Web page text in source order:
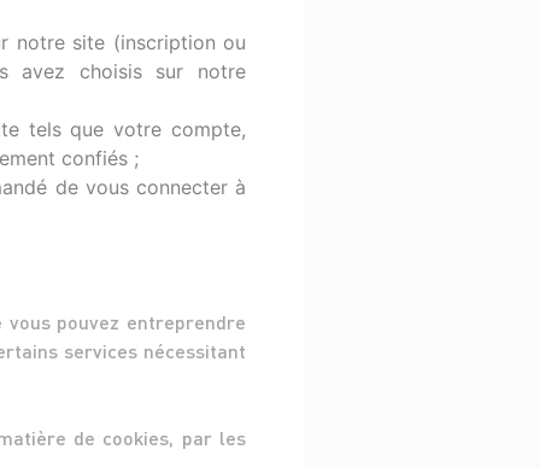
notre site (inscription ou
avez choisis sur notre
tels que votre compte,
confiés ;
de vous connecter à
pouvez entreprendre
services nécessitant
de cookies, par les